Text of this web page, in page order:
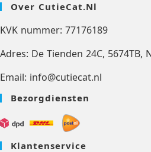
Over CutieCat.nl
KVK nummer: 77176189
Adres: De Tienden 24C, 5674TB,
Email: info@cutiecat.nl
Bezorgdiensten
Klantenservice